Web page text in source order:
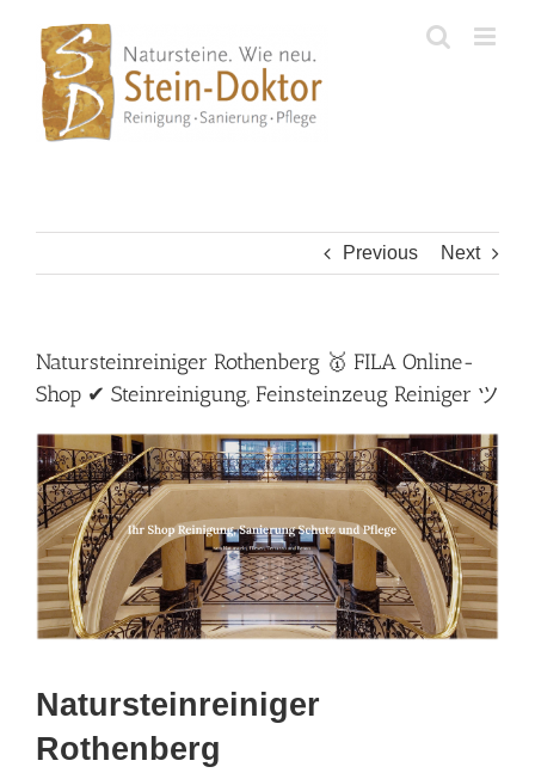
content
Previous Next
Natursteinreiniger Rothenberg 🥇 FILA Online-
Shop ✔ Steinreinigung, Feinsteinzeug Reiniger ツ
Natursteinreiniger
Rothenberg